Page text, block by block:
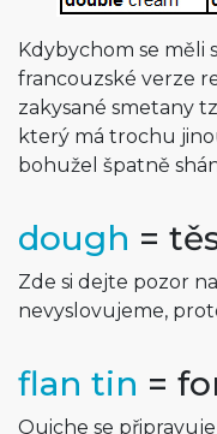
Kdybychom se měli
francouzské verze
zakysané smetany
který má trochu
bohužel špatně
dough =
Zde si dejte pozor
nevyslovujeme,
flan tin =
Quiche se